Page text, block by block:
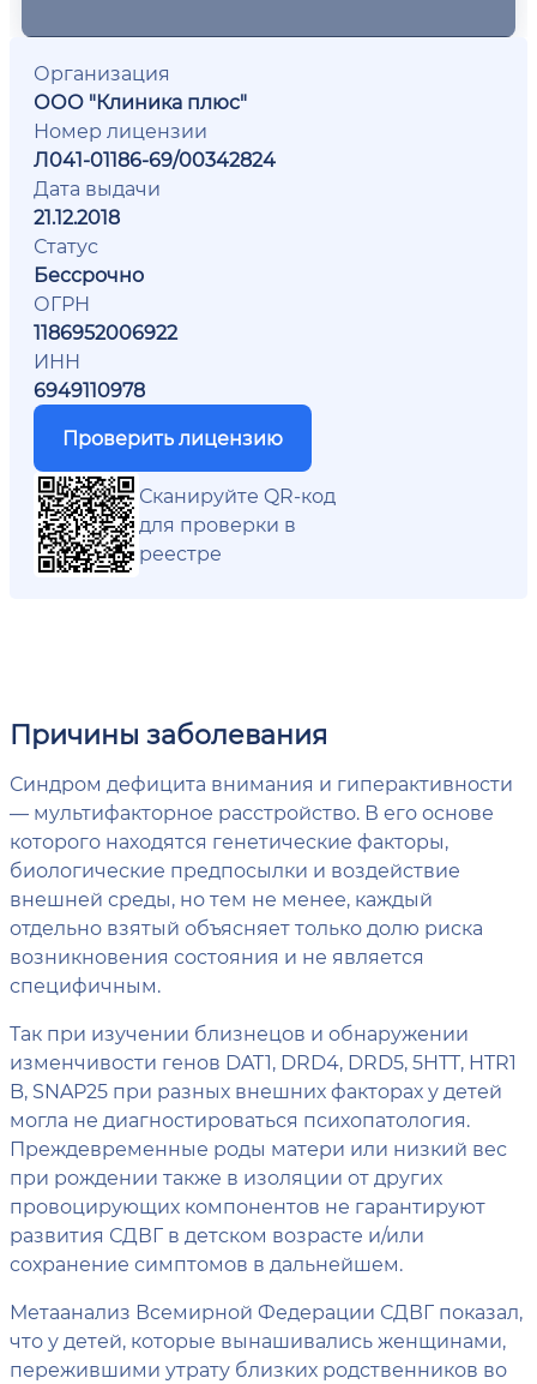
Организация
ООО "Клиника плюс"
Номер лицензии
Л041-01186-69/00342824
Дата выдачи
21.12.2018
Статус
Бессрочно
ОГРН
1186952006922
ИНН
6949110978
Проверить лицензию
Сканируйте QR-код
для проверки в
реестре
Причины заболевания
Синдром дефицита внимания и гиперактивности
— мультифакторное расстройство. В его основе
которого находятся генетические факторы,
биологические предпосылки и воздействие
внешней среды, но тем не менее, каждый
отдельно взятый объясняет только долю риска
возникновения состояния и не является
специфичным.
Так при изучении близнецов и обнаружении
изменчивости генов DAT1, DRD4, DRD5, 5HTT, HTR1
B, SNAP25 при разных внешних факторах у детей
могла не диагностироваться психопатология.
Преждевременные роды матери или низкий вес
при рождении также в изоляции от других
провоцирующих компонентов не гарантируют
развития СДВГ в детском возрасте и/или
сохранение симптомов в дальнейшем.
Метаанализ Всемирной Федерации СДВГ показал,
что у детей, которые вынашивались женщинами,
пережившими утрату близких родственников во